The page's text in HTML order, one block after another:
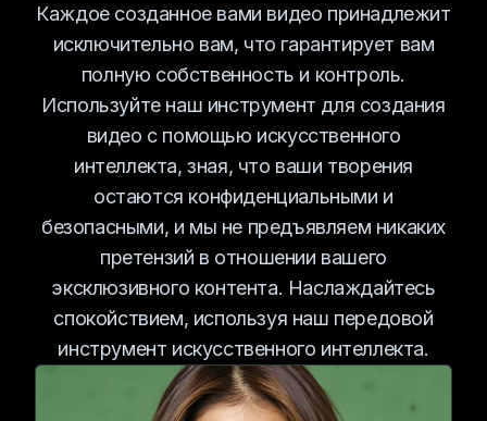
Каждое созданное вами видео принадлежит
исключительно вам, что гарантирует вам
полную собственность и контроль.
Используйте наш инструмент для создания
видео с помощью искусственного
интеллекта, зная, что ваши творения
остаются конфиденциальными и
безопасными, и мы не предъявляем никаких
претензий в отношении вашего
эксклюзивного контента. Наслаждайтесь
спокойствием, используя наш передовой
инструмент искусственного интеллекта.